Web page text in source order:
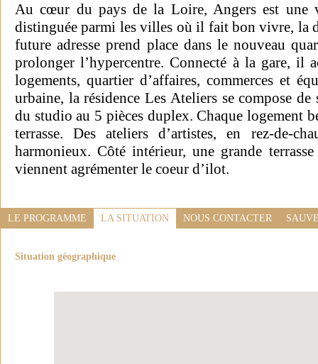
Au cœur du pays de la Loire, Angers est une
distinguée parmi les villes où il fait bon vivre, la
future adresse prend place dans le nouveau
prolonger l’hypercentre. Connecté à la gare, il
logements, quartier d’affaires, commerces et
urbaine, la résidence Les Ateliers se compose
du studio au 5 pièces duplex. Chaque logement
terrasse. Des ateliers d’artistes, en rez-de-
harmonieux. Côté intérieur, une grande
viennent agrémenter le coeur d’ilot.
LE PROGRAMME LA SITUATION NOUS CONTACTER
Situation géographique